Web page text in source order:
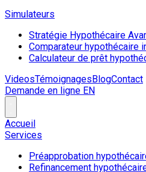
Simulateurs
Stratégie Hypothécaire
Comparateur hypothécaire
Calculateur de prêt
VideosTémoignagesBlogContact
Demande en ligne EN
Accueil
Services
Préapprobation
Refinancement